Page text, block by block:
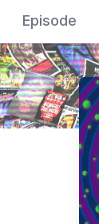
Episode